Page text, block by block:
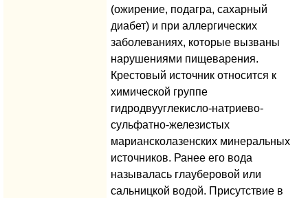
(ожирение, подагра, сахарный
диабет) и при аллергических
заболеваниях, которые вызваны
нарушениями пищеварения.
Крестовый источник относится к
химической группе
гидродвууглекисло-натриево-
сульфатно-железистых
мариансколазенских минеральных
источников. Ранее его вода
называлась глауберовой или
сальницкой водой. Присутствие в